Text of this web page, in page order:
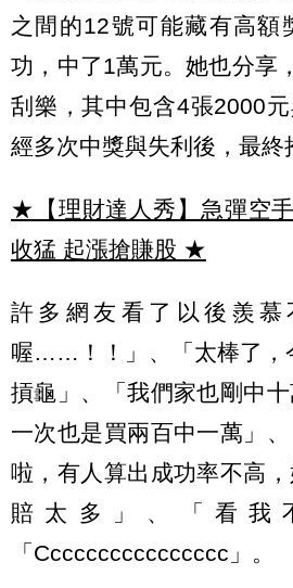
之間的12號可能藏有高額
功，中了1萬元。她也分享
刮樂，其中包含4張2000
經多次中獎與失利後，最終
★【理財達人秀】急彈空
收猛 起漲搶賺股 ★
許多網友看了以後羨慕
喔……！！」、「太棒了，
摃龜」、「我們家也剛中
一次也是買兩百中一萬」
啦，有人算出成功率不高
賠太多」、「看我
「Cccccccccccccccc」。